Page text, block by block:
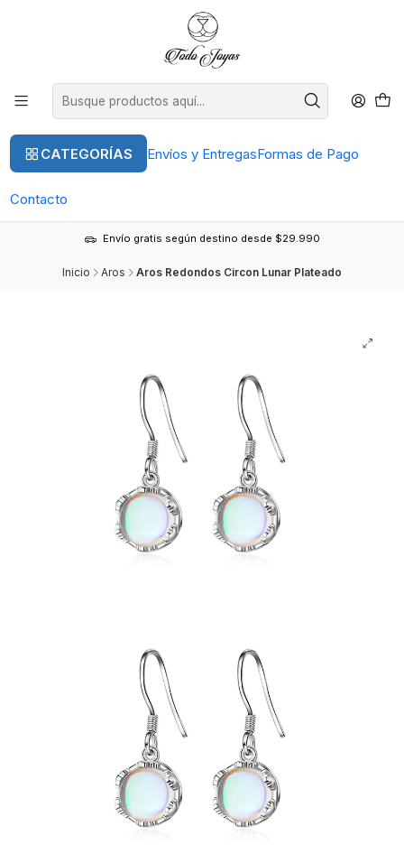
CATEGORÍAS Envíos y EntregasFormas de Pago
Contacto
Envío gratis según destino desde $29.990
Inicio Aros Aros Redondos Circon Lunar Plateado